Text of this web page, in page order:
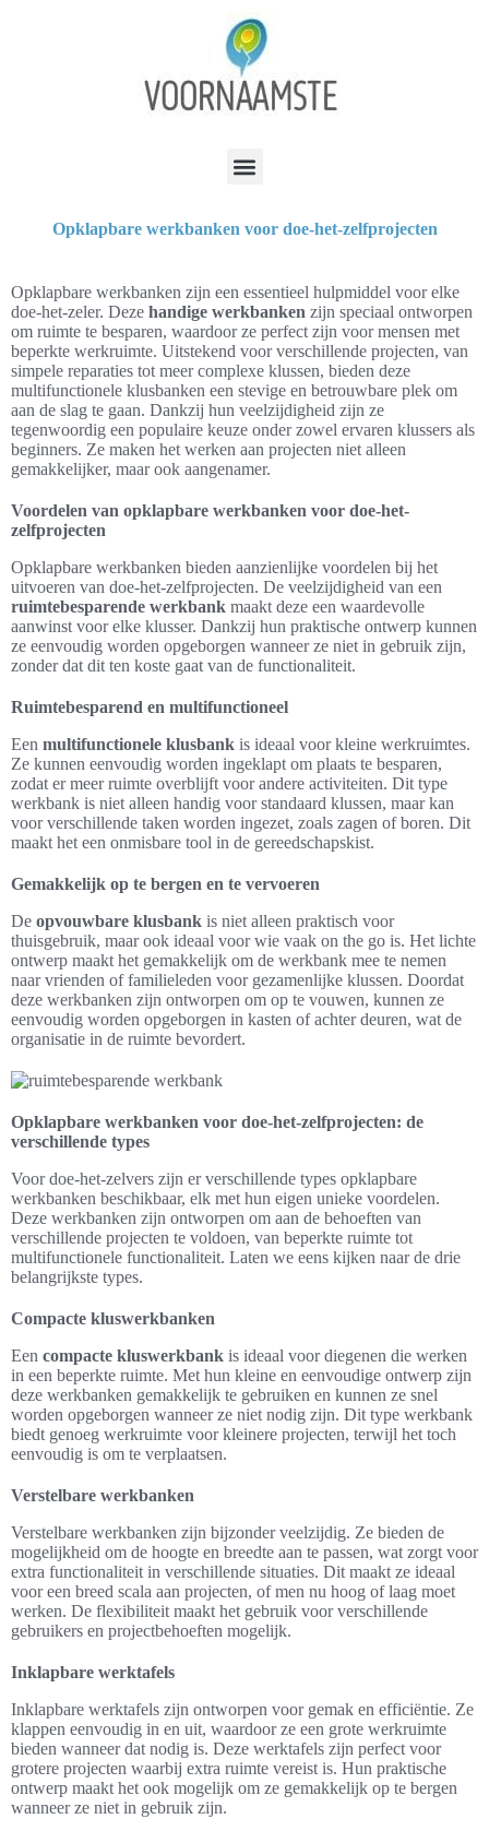
Opklapbare werkbanken voor doe-het-zelfprojecten
Opklapbare werkbanken zijn een essentieel hulpmiddel voor elke
doe-het-zeler. Deze handige werkbanken zijn speciaal ontworpen
om ruimte te besparen, waardoor ze perfect zijn voor mensen met
beperkte werkruimte. Uitstekend voor verschillende projecten, van
simpele reparaties tot meer complexe klussen, bieden deze
multifunctionele klusbanken een stevige en betrouwbare plek om
aan de slag te gaan. Dankzij hun veelzijdigheid zijn ze
tegenwoordig een populaire keuze onder zowel ervaren klussers als
beginners. Ze maken het werken aan projecten niet alleen
gemakkelijker, maar ook aangenamer.
Voordelen van opklapbare werkbanken voor doe-het-
zelfprojecten
Opklapbare werkbanken bieden aanzienlijke voordelen bij het
uitvoeren van doe-het-zelfprojecten. De veelzijdigheid van een
ruimtebesparende werkbank maakt deze een waardevolle
aanwinst voor elke klusser. Dankzij hun praktische ontwerp kunnen
ze eenvoudig worden opgeborgen wanneer ze niet in gebruik zijn,
zonder dat dit ten koste gaat van de functionaliteit.
Ruimtebesparend en multifunctioneel
Een multifunctionele klusbank is ideaal voor kleine werkruimtes.
Ze kunnen eenvoudig worden ingeklapt om plaats te besparen,
zodat er meer ruimte overblijft voor andere activiteiten. Dit type
werkbank is niet alleen handig voor standaard klussen, maar kan
voor verschillende taken worden ingezet, zoals zagen of boren. Dit
maakt het een onmisbare tool in de gereedschapskist.
Gemakkelijk op te bergen en te vervoeren
De opvouwbare klusbank is niet alleen praktisch voor
thuisgebruik, maar ook ideaal voor wie vaak on the go is. Het lichte
ontwerp maakt het gemakkelijk om de werkbank mee te nemen
naar vrienden of familieleden voor gezamenlijke klussen. Doordat
deze werkbanken zijn ontworpen om op te vouwen, kunnen ze
eenvoudig worden opgeborgen in kasten of achter deuren, wat de
organisatie in de ruimte bevordert.
Opklapbare werkbanken voor doe-het-zelfprojecten: de
verschillende types
Voor doe-het-zelvers zijn er verschillende types opklapbare
werkbanken beschikbaar, elk met hun eigen unieke voordelen.
Deze werkbanken zijn ontworpen om aan de behoeften van
verschillende projecten te voldoen, van beperkte ruimte tot
multifunctionele functionaliteit. Laten we eens kijken naar de drie
belangrijkste types.
Compacte kluswerkbanken
Een compacte kluswerkbank is ideaal voor diegenen die werken
in een beperkte ruimte. Met hun kleine en eenvoudige ontwerp zijn
deze werkbanken gemakkelijk te gebruiken en kunnen ze snel
worden opgeborgen wanneer ze niet nodig zijn. Dit type werkbank
biedt genoeg werkruimte voor kleinere projecten, terwijl het toch
eenvoudig is om te verplaatsen.
Verstelbare werkbanken
Verstelbare werkbanken zijn bijzonder veelzijdig. Ze bieden de
mogelijkheid om de hoogte en breedte aan te passen, wat zorgt voor
extra functionaliteit in verschillende situaties. Dit maakt ze ideaal
voor een breed scala aan projecten, of men nu hoog of laag moet
werken. De flexibiliteit maakt het gebruik voor verschillende
gebruikers en projectbehoeften mogelijk.
Inklapbare werktafels
Inklapbare werktafels zijn ontworpen voor gemak en efficiëntie. Ze
klappen eenvoudig in en uit, waardoor ze een grote werkruimte
bieden wanneer dat nodig is. Deze werktafels zijn perfect voor
grotere projecten waarbij extra ruimte vereist is. Hun praktische
ontwerp maakt het ook mogelijk om ze gemakkelijk op te bergen
wanneer ze niet in gebruik zijn.